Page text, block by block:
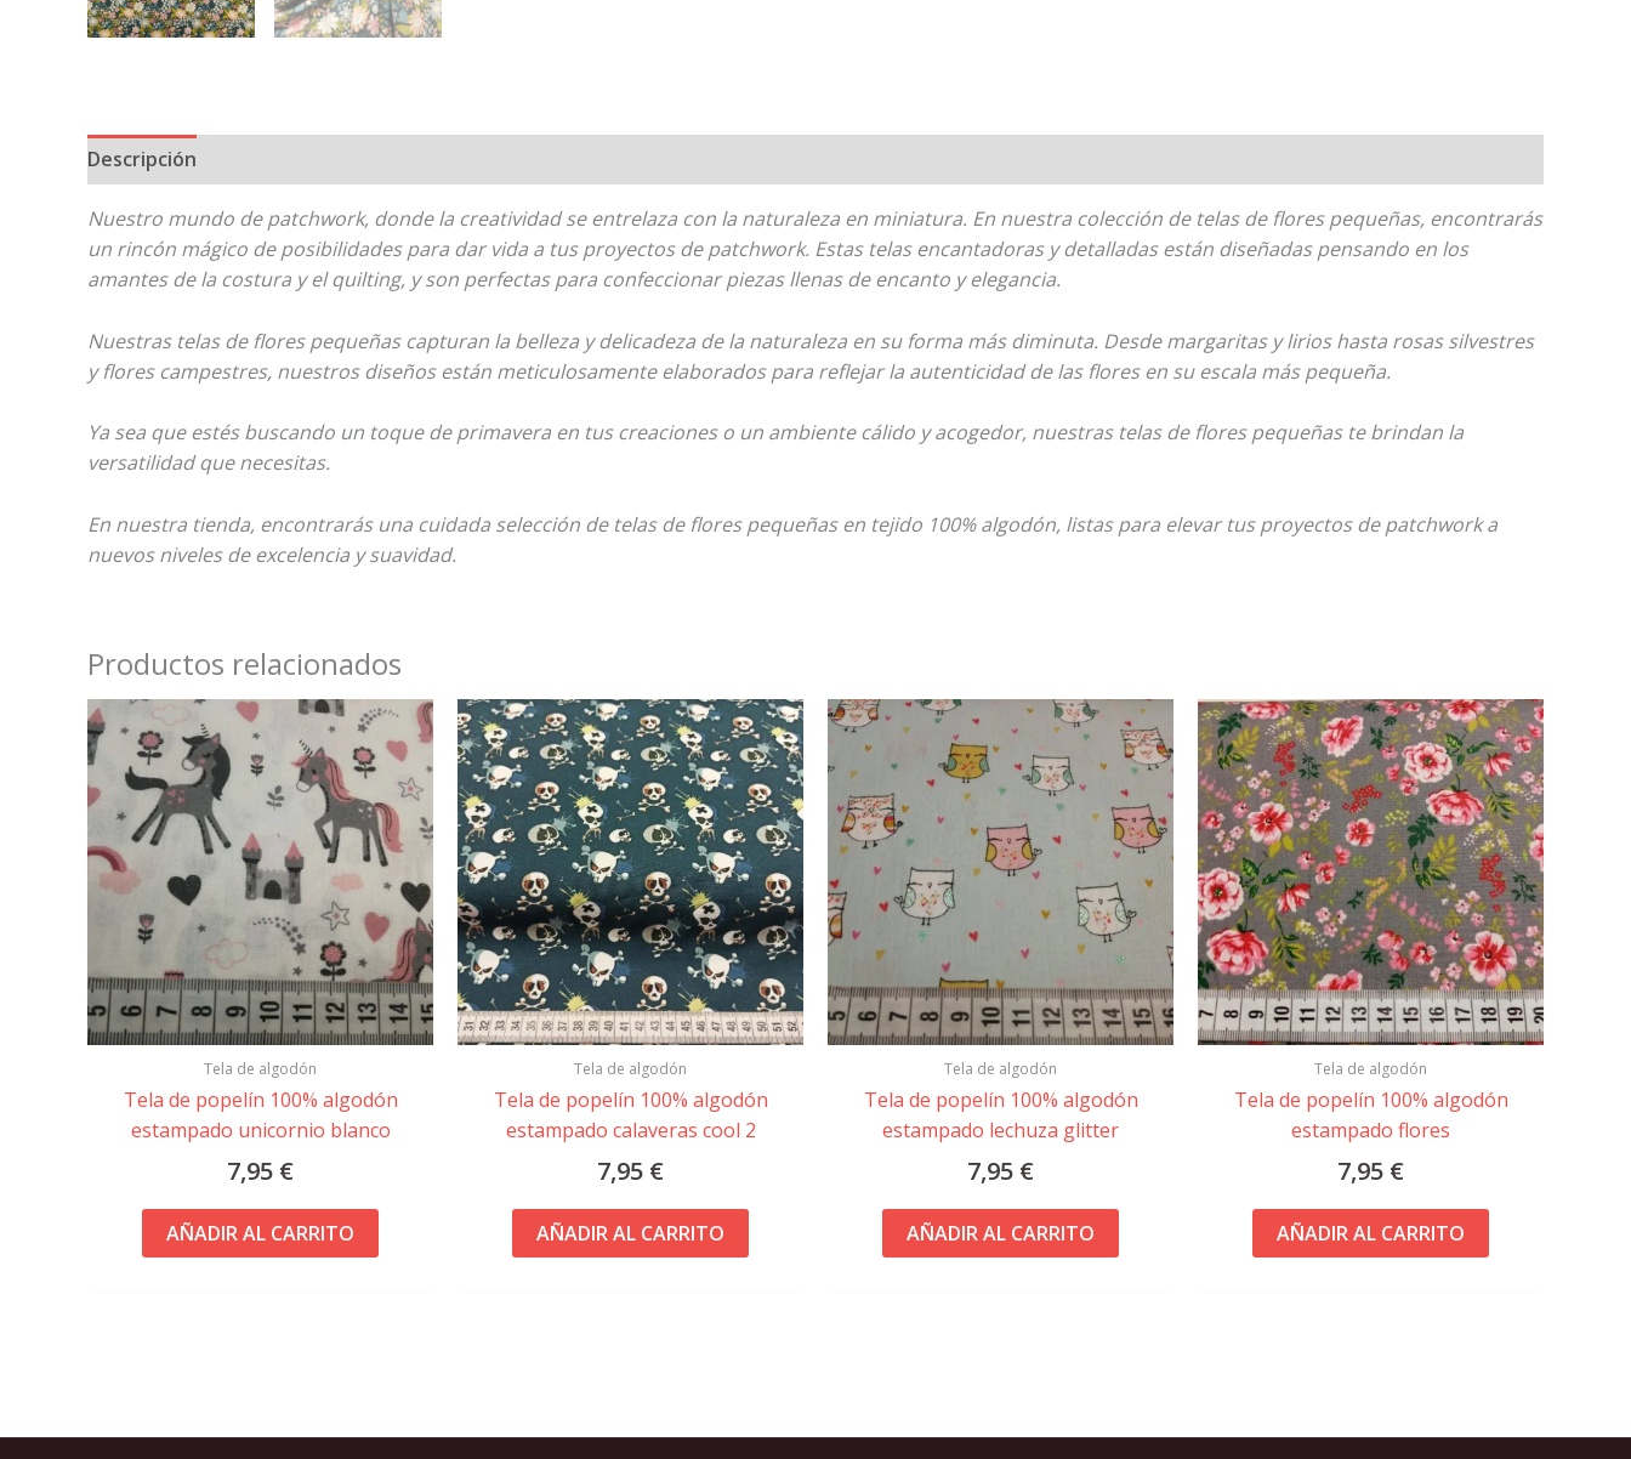
Descripción
Nuestro mundo de patchwork, donde la creatividad se entrelaza con la naturaleza en miniatura. En nuestra colección de telas de flores pequeñas, encontrarás
un rincón mágico de posibilidades para dar vida a tus proyectos de patchwork. Estas telas encantadoras y detalladas están diseñadas pensando en los
amantes de la costura y el quilting, y son perfectas para confeccionar piezas llenas de encanto y elegancia.
Nuestras telas de flores pequeñas capturan la belleza y delicadeza de la naturaleza en su forma más diminuta. Desde margaritas y lirios hasta rosas silvestres
y flores campestres, nuestros diseños están meticulosamente elaborados para reflejar la autenticidad de las flores en su escala más pequeña.
Ya sea que estés buscando un toque de primavera en tus creaciones o un ambiente cálido y acogedor, nuestras telas de flores pequeñas te brindan la
versatilidad que necesitas.
En nuestra tienda, encontrarás una cuidada selección de telas de flores pequeñas en tejido 100% algodón, listas para elevar tus proyectos de patchwork a
nuevos niveles de excelencia y suavidad.
Productos relacionados
Tela de algodón
Tela de popelín 100% algodón
estampado unicornio blanco
7,95 €
AÑADIR AL CARRITO
Tela de algodón
Tela de popelín 100% algodón
estampado calaveras cool 2
7,95 €
AÑADIR AL CARRITO
Tela de algodón
Tela de popelín 100% algodón
estampado lechuza glitter
7,95 €
AÑADIR AL CARRITO
Tela de algodón
Tela de popelín 100% algodón
estampado flores
7,95 €
AÑADIR AL CARRITO